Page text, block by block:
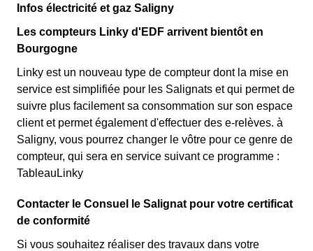
Infos électricité et gaz Saligny
Les compteurs Linky d'EDF arrivent bientôt en
Bourgogne
Linky est un nouveau type de compteur dont la mise en
service est simplifiée pour les Salignats et qui permet de
suivre plus facilement sa consommation sur son espace
client et permet également d'effectuer des e-relèves. à
Saligny, vous pourrez changer le vôtre pour ce genre de
compteur, qui sera en service suivant ce programme :
TableauLinky
Contacter le Consuel le Salignat pour votre certificat
de conformité
Si vous souhaitez réaliser des travaux dans votre